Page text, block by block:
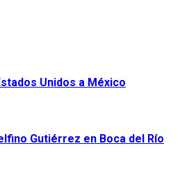
Unidos a México
Gutiérrez en Boca del Río